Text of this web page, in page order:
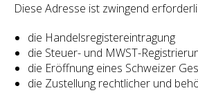
Diese Adresse ist zwingend
die Handelsregistereintragung
die Steuer- und MWST-
die Eröffnung eines Schweizer
die Zustellung rechtlicher und